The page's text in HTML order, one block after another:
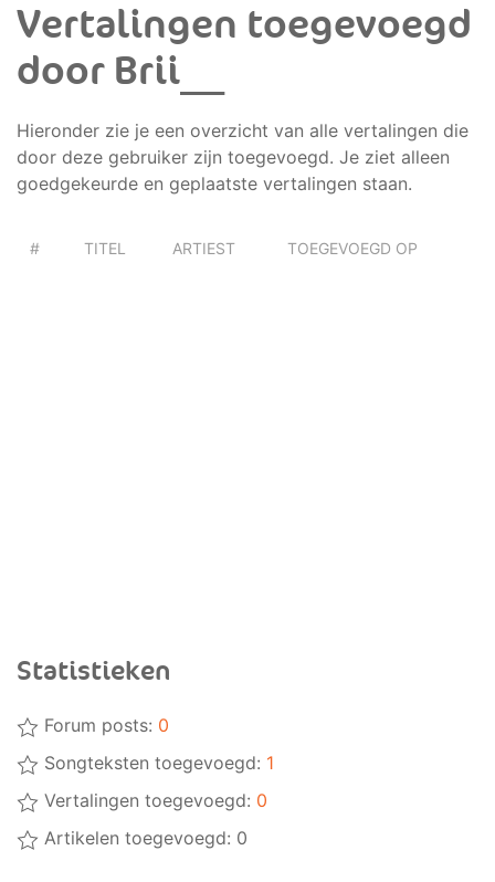
Vertalingen toegevoegd
door Brii__
Hieronder zie je een overzicht van alle vertalingen die
door deze gebruiker zijn toegevoegd. Je ziet alleen
goedgekeurde en geplaatste vertalingen staan.
# TITEL ARTIEST TOEGEVOEGD OP
Statistieken
Forum posts: 0
Songteksten toegevoegd: 1
Vertalingen toegevoegd: 0
Artikelen toegevoegd: 0